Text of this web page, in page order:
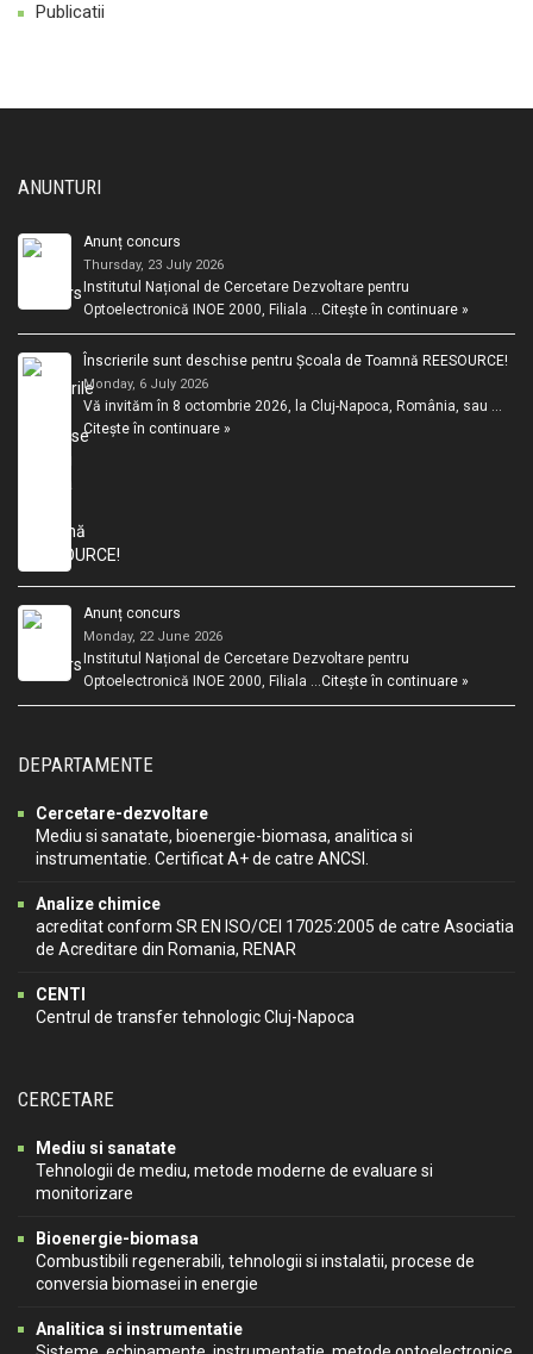
Publicatii
ANUNTURI
Anunț concurs
Thursday, 23 July 2026
Institutul Național de Cercetare Dezvoltare pentru
Optoelectronică INOE 2000, Filiala …Citește în continuare »
Înscrierile sunt deschise pentru Școala de Toamnă REESOURCE!
Monday, 6 July 2026
Vă invităm în 8 octombrie 2026, la Cluj-Napoca, România, sau …
Citește în continuare »
Anunț concurs
Monday, 22 June 2026
Institutul Național de Cercetare Dezvoltare pentru
Optoelectronică INOE 2000, Filiala …Citește în continuare »
DEPARTAMENTE
Cercetare-dezvoltare
Mediu si sanatate, bioenergie-biomasa, analitica si
instrumentatie. Certificat A+ de catre ANCSI.
Analize chimice
acreditat conform SR EN ISO/CEI 17025:2005 de catre Asociatia
de Acreditare din Romania, RENAR
CENTI
Centrul de transfer tehnologic Cluj-Napoca
CERCETARE
Mediu si sanatate
Tehnologii de mediu, metode moderne de evaluare si
monitorizare
Bioenergie-biomasa
Combustibili regenerabili, tehnologii si instalatii, procese de
conversia biomasei in energie
Analitica si instrumentatie